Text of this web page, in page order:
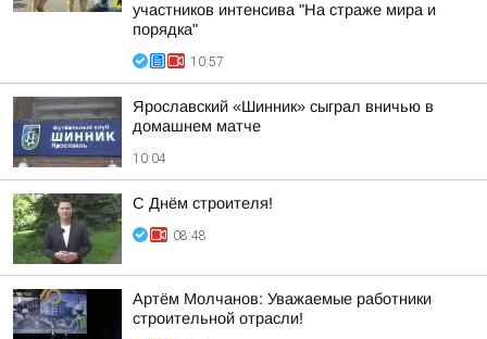
участников интенсива "На страже мира и
порядка"
10:57
Ярославский «Шинник» сыграл вничью в
домашнем матче
10:04
С Днём строителя!
08:48
Артём Молчанов: Уважаемые работники
строительной отрасли!